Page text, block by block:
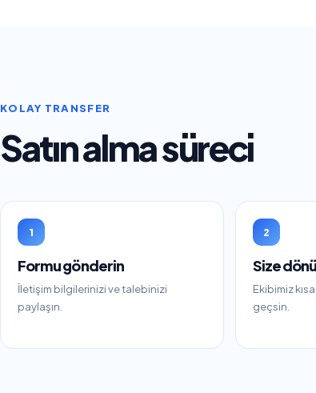
KOLAY TRANSFER
Satın alma süreci
1
Formu gönderin
İletişim bilgilerinizi ve talebinizi
paylaşın.
2
Size
Ekibimiz
geçsin.